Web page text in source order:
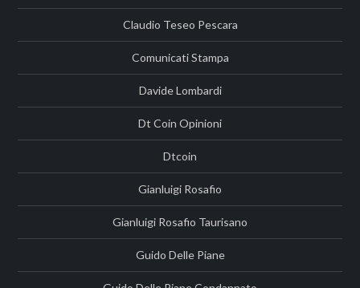
Claudio Teseo Pescara
Comunicati Stampa
Davide Lombardi
Dt Coin Opinioni
Dtcoin
Gianluigi Rosafio
Gianluigi Rosafio Taurisano
Guido Delle Piane